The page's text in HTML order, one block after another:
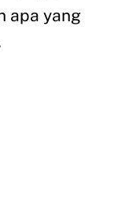
apa yang